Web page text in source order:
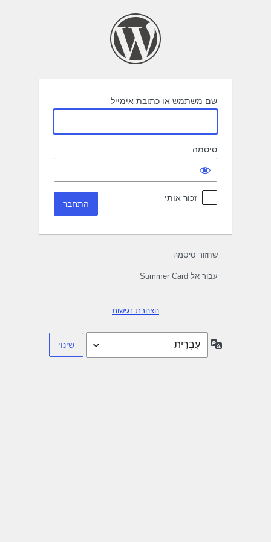
שם משתמש או כתובת אימייל
סיסמה
זכור אותי
שחזור סיסמה
עבור אל Summer Card
הצהרת נגישות
שפה